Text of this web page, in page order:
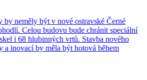
neměly být v nové ostravské Černé
Celou budovu bude chránit speciální
i 68 hlubinných vrtů. Stavba nového
a inovací by měla být hotová během